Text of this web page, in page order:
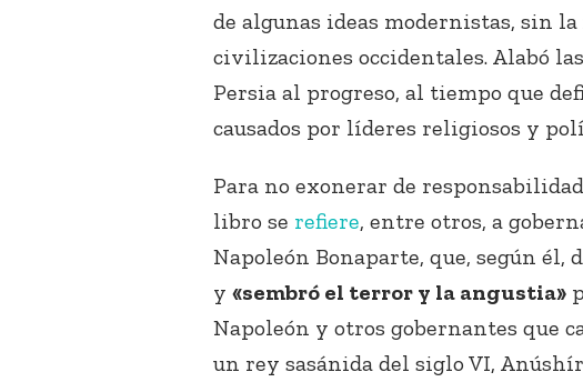
de algunas ideas modernistas, sin
civilizaciones occidentales. Alabó
Persia al progreso, al tiempo que
causados por líderes religiosos y
Para no exonerar de
libro se refiere, entre otros, a
Napoleón Bonaparte, que, según él,
y «sembró el terror y la angustia»
Napoleón y otros gobernantes que
un rey sasánida del siglo VI,